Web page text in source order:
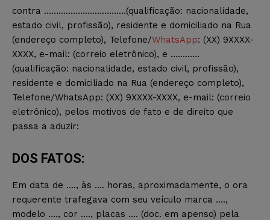
contra …………………………….(qualificação: nacionalidade,
estado civil, profissão), residente e domiciliado na Rua
(endereço completo), Telefone/WhatsApp: (XX) 9XXXX-
XXXX, e-mail: (correio eletrônico), e …………
(qualificação: nacionalidade, estado civil, profissão),
residente e domiciliado na Rua (endereço completo),
Telefone/WhatsApp: (XX) 9XXXX-XXXX, e-mail: (correio
eletrônico), pelos motivos de fato e de direito que
passa a aduzir:
DOS FATOS:
Em data de …., às …. horas, aproximadamente, o ora
requerente trafegava com seu veículo marca ….,
modelo …., cor …., placas …. (doc. em apenso) pela